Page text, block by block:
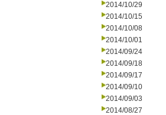
2014/10/29
2014/10/15
2014/10/08
2014/10/01
2014/09/24
2014/09/18
2014/09/17
2014/09/10
2014/09/03
2014/08/27